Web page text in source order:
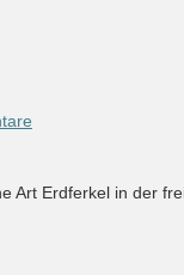
Art Erdferkel in der